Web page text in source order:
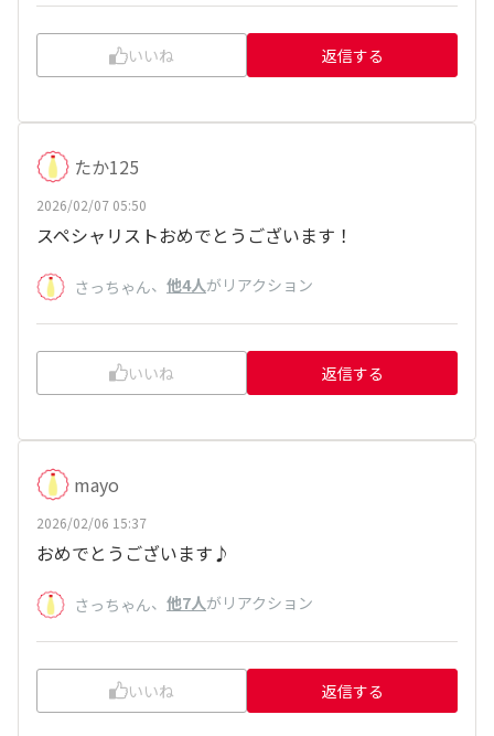
いいね 返信する
たか125
2026/02/07 05:50
スペシャリストおめでとうございます！
さっちゃん、 他4人がリアクション
いいね 返信する
mayo
2026/02/06 15:37
おめでとうございます♪
さっちゃん、 他7人がリアクション
いいね 返信する